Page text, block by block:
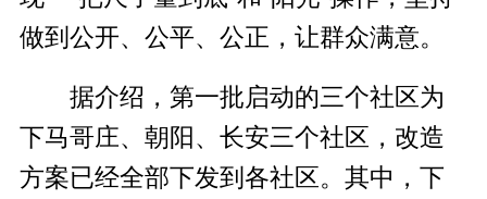
做到公开、公平、公正，让群众满意。
据介绍，第一批启动的三个社区为
下马哥庄、朝阳、长安三个社区，改造
方案已经全部下发到各社区。其中，下